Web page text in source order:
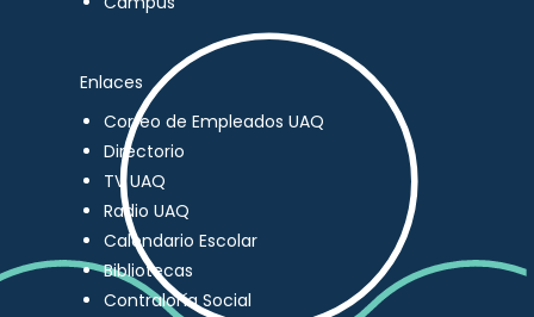
Enlaces
Correo de Empleados UAQ
Directorio
TV UAQ
Radio UAQ
Calendario Escolar
Bibliotecas
Contraloría Social